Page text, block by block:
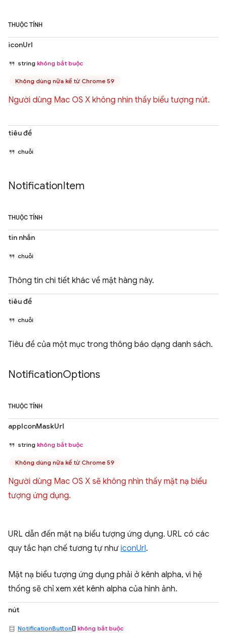
THUỘC TÍNH
iconUrl
string không bắt buộc
Không dùng nữa kể từ Chrome 59
Người dùng Mac OS X không nhìn thấy biểu tượng nút.
tiêu đề
chuỗi
NotificationItem
THUỘC TÍNH
tin nhắn
chuỗi
Thông tin chi tiết khác về mặt hàng này.
tiêu đề
chuỗi
Tiêu đề của một mục trong thông báo dạng danh sách.
NotificationOptions
THUỘC TÍNH
appIconMaskUrl
string không bắt buộc
Không dùng nữa kể từ Chrome 59
Người dùng Mac OS X sẽ không nhìn thấy mặt nạ biểu
tượng ứng dụng.
URL dẫn đến mặt nạ biểu tượng ứng dụng. URL có các
quy tắc hạn chế tương tự như iconUrl.
Mặt nạ biểu tượng ứng dụng phải ở kênh alpha, vì hệ
thống sẽ chỉ xem xét kênh alpha của hình ảnh.
nút
NotificationButton[] không bắt buộc